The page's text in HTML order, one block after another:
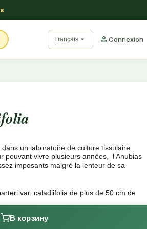
Français  Connexion
un laboratoire de culture tissulaire
pouvant vivre plusieurs années, l’Anubias
imposants malgré la lenteur de sa
var. caladiifolia de plus de 50 cm de
В корзину